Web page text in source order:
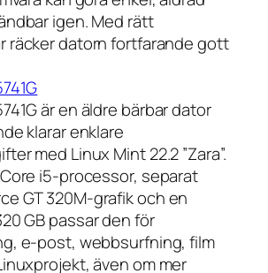
igen. Med rätt
räcker datorn fortfarande gott
är en äldre bärbar dator
klarar enklare
med Linux Mint 22.2 ”Zara”.
i5-processor, separat
GT 320M-grafik och en
GB passar den för
e-post, webbsurfning, film
även om mer